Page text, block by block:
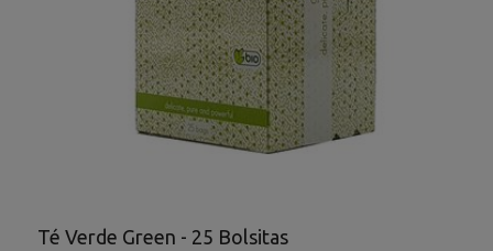
Té Verde Green - 25 Bolsitas